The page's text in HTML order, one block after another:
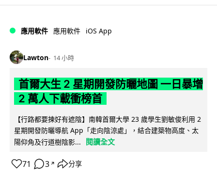
應用軟件 應用軟件 iOS App
Lawton 14 小時
首爾大生 2 星期開發防曬地圖 一日暴增
2 萬人下載衝榜首
【行路都要揀好有遮陰】南韓首爾大學 23 歲學生劉敏俊利用 2
星期開發防曬導航 App「走向陰涼處」，結合建築物高度、太
陽仰角及行道樹陰影...
閱讀全文
71 3 ↗ 分享